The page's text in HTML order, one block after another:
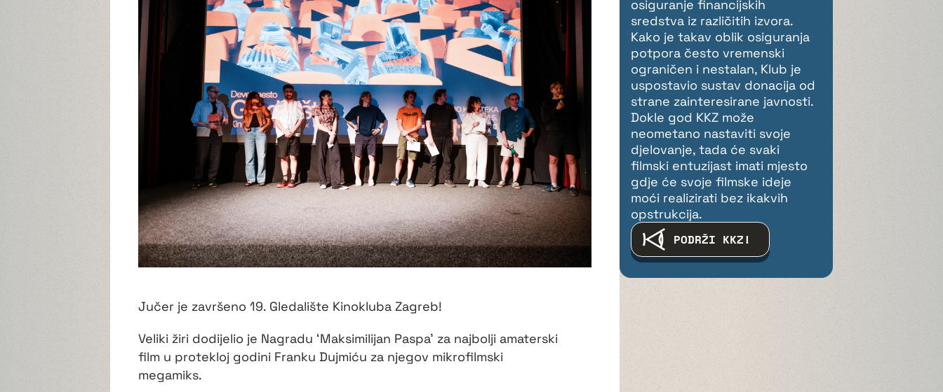
Jučer je završeno 19. Gledalište Kinokluba Zagreb!
Veliki žiri dodijelio je Nagradu ‘Maksimilijan Paspa’ za najbolji amaterski
film u protekloj godini Franku Dujmiću za njegov mikrofilmski
megamiks.
osiguranje financijskih
sredstva iz različitih izvora.
Kako je takav oblik osiguranja
potpora često vremenski
ograničen i nestalan, Klub je
uspostavio sustav donacija od
strane zainteresirane javnosti.
Dokle god KKZ može
neometano nastaviti svoje
djelovanje, tada će svaki
filmski entuzijast imati mjesto
gdje će svoje filmske ideje
moći realizirati bez ikakvih
opstrukcija.
PODRŽI KKZ!